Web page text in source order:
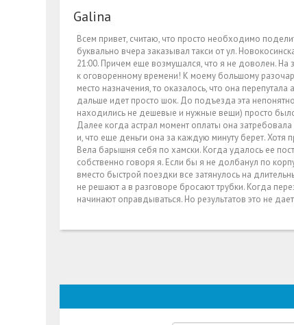
Galina
Всем привет, считаю, что просто необходимо
буквально вчера заказывал такси от ул.
21:00. Причем еще возмущался, что я не доволен. На
к оговоренному времени! К моему большому
место назначения, то оказалось, что она
дальше идет просто шок. До подъезда эта
находились не дешевые и нужные вещи) просто
Далее когда астрал момент оплаты она
и, что еще деньги она за каждую минуту берет.
Вела барышня себя по хамски. Когда удалось ее
собственно говоря я. Если бы я не долбанул по
вместо быстрой поездки все затянулось на
не решают а в разговоре бросают трубки. Когда
начинают оправдываться. Но результатов это не